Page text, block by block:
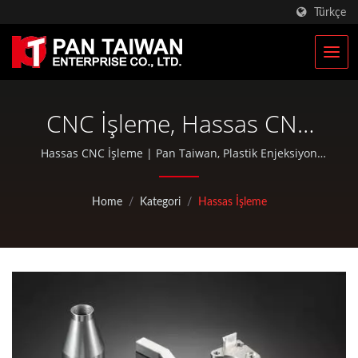
Türkçe
CNC İşleme, Hassas CNC
İşleme Üretici
Hassas CNC İşleme | Pan Taiwan, Plastik Enjeksiyon
Hizmeti, Döküm, Dövme, CNC işleme, EDC çantaları ve
standart bisiklet ve açık hava etkinlikleri parçaları gibi
OEM / ODM hizmetleri sunmaktadır.
Home / Kategori / Hassas İşleme